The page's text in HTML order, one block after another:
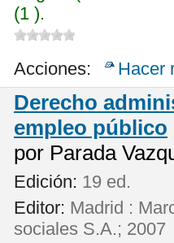
(1 ).
Acciones: Hacer
Derecho
empleo público
por Parada
Edición: 19 ed.
Editor: Madrid :
sociales S.A.; 2007